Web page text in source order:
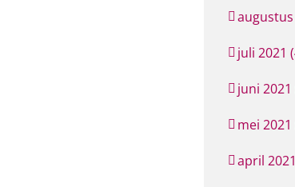
augustus
juli 2021
juni 2021
mei 2021
april